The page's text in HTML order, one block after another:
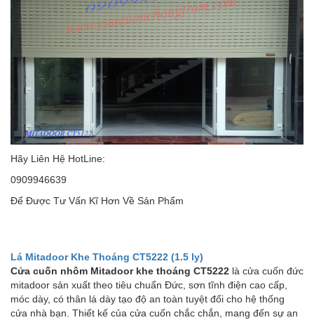
Hãy Liên Hệ HotLine:
0909946639
Để Được Tư Vấn Kĩ Hơn Về Sản Phẩm
Lá Mitadoor Khe Thoáng CT5222 (1.5 ly)
Cửa cuốn nhôm Mitadoor khe thoáng CT5222 là cửa cuốn đức
mitadoor sản xuất theo tiêu chuẩn Đức, sơn tĩnh điện cao cấp,
móc dày, có thân lá dày tạo độ an toàn tuyệt đối cho hệ thống
cửa nhà bạn. Thiết kế của cửa cuốn chắc chắn, mang đến sự an